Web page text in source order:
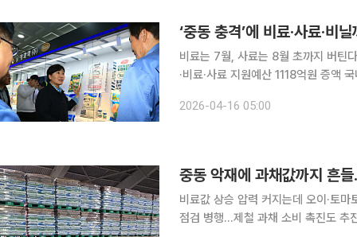
비료는 7월, 사료는 8월 초까지 버틴
·비료·사료 지원예산 1118억원 증액 국내 농축산업이 중동 전쟁의 직격탄을 맞았다. 비료와 사료, 농
장 수급 대란으로 확산되지는 않았지
2026-04-16 05:00
중동 악재에 과채값까지 흔
비료값 상승 압력 커지는데 오이·토
점검 병행…제철 과채 소비 촉진도 추진 중동전쟁 여파로 국제유가와 환율 변동성이 커지면서